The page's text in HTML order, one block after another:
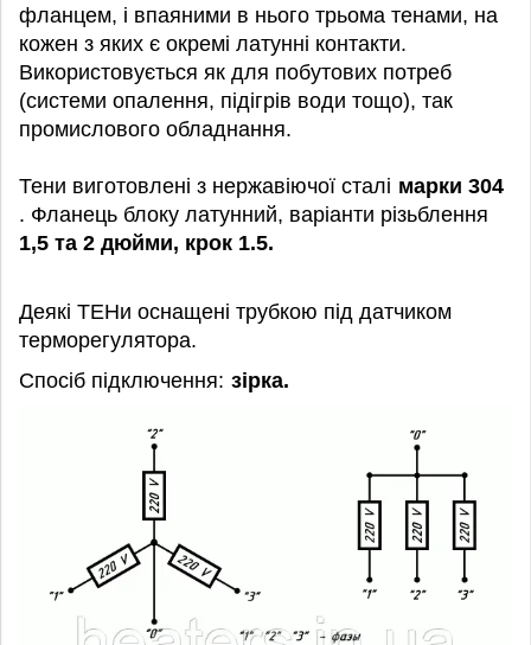
фланцем, і впаяними в нього трьома тенами, на
кожен з яких є окремі латунні контакти.
Використовується як для побутових потреб
(системи опалення, підігрів води тощо), так
промислового обладнання.
Тени виготовлені з нержавіючої сталі марки 304
. Фланець блоку латунний, варіанти різьблення
1,5 та 2 дюйми, крок 1.5.
Деякі ТЕНи оснащені трубкою під датчиком
терморегулятора.
Спосіб підключення: зірка.